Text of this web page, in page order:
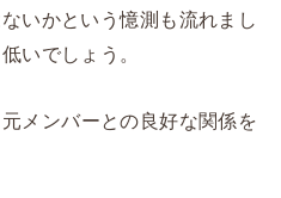
いかという憶測も流れまし
いでしょう。
メンバーとの良好な関係を